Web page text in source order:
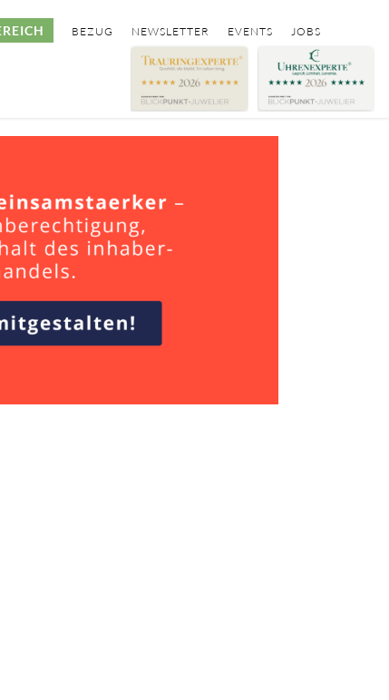
BEZUG NEWSLETTER EVENTS JOBS